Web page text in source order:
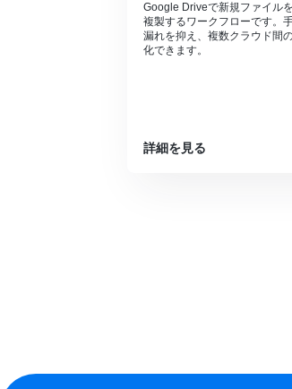
Google Driveで新規ファイル
複製するワークフローです。
漏れを抑え、複数クラウド間
化できます。
詳細を見る